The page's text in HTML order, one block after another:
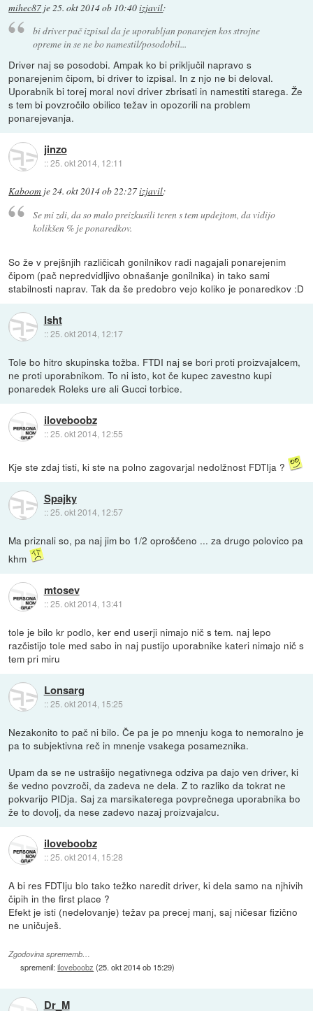
mihec87 je 25. okt 2014 ob 10:40izjavil:
bi driver pač izpisal da je uporabljan ponarejen kos strojne
opreme in se ne bo namestil/posodobil...
Driver naj se posodobi. Ampak ko bi priključil napravo s
ponarejenim čipom, bi driver to izpisal. In z njo ne bi deloval.
Uporabnik bi torej moral novi driver zbrisati in namestiti starega. Že
s tem bi povzročilo obilico težav in opozorili na problem
ponarejevanja.
jinzo
::25. okt 2014, 12:11
Kaboom je24. okt 2014 ob 22:27izjavil:
Se mi zdi, da so malo preizkusili teren s tem updejtom, da vidijo
kolikšen % je ponaredkov.
So že v prejšnjih različicah gonilnikov radi nagajali ponarejenim
čipom (pač nepredvidljivo obnašanje gonilnika) in tako sami
stabilnosti naprav. Tak da še predobro vejo koliko je ponaredkov :D
Isht
::25. okt 2014, 12:17
Tole bo hitro skupinska tožba. FTDI naj se bori proti proizvajalcem,
ne proti uporabnikom. To ni isto, kot če kupec zavestno kupi
ponaredek Roleks ure ali Gucci torbice.
iloveboobz
::25. okt 2014, 12:55
Kje ste zdaj tisti, ki ste na polno zagovarjal nedolžnost FDTIja ?
Spajky
::25. okt 2014, 12:57
Ma priznali so, pa naj jim bo 1/2 oproščeno ... za drugo polovico pa
khm
mtosev
::25. okt 2014, 13:41
tole je bilo kr podlo, ker end userji nimajo nič s tem. naj lepo
razčistijo tole med sabo in naj pustijo uporabnike kateri nimajo nič s
tem pri miru
Lonsarg
::25. okt 2014, 15:25
Nezakonito to pač ni bilo. Če pa je po mnenju koga to nemoralno je
pa to subjektivna reč in mnenje vsakega posameznika.
Upam da se ne ustrašijo negativnega odziva pa dajo ven driver, ki
še vedno povzroči, da zadeva ne dela. Z to razliko da tokrat ne
pokvarijo PIDja. Saj za marsikaterega povprečnega uporabnika bo
že to dovolj, da nese zadevo nazaj proizvajalcu.
iloveboobz
::25. okt 2014, 15:28
A bi res FDTIju blo tako težko naredit driver, ki dela samo na njhivih
čipih in the first place ?
Efekt je isti (nedelovanje) težav pa precej manj, saj ničesar fizično
ne uničuješ.
Zgodovina sprememb…
spremenil:iloveboobz (25. okt 2014 ob 15:29)
Dr_M